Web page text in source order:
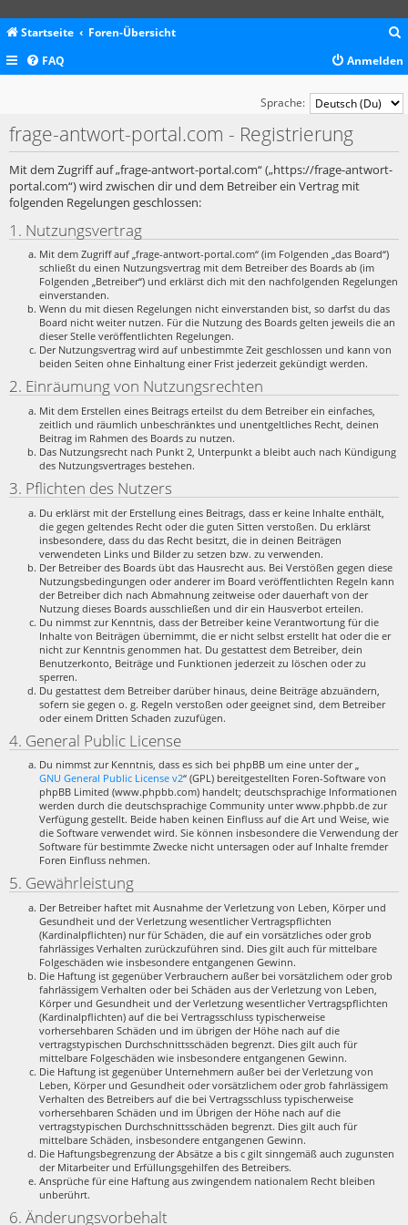
Startseite Foren-Übersicht
c
FAQ Anmelden
Sprache:
frage-antwort-portal.com - Registrierung
Mit dem Zugriff auf „frage-antwort-portal.com“ („https://frage-antwort-
portal.com“) wird zwischen dir und dem Betreiber ein Vertrag mit
folgenden Regelungen geschlossen:
1. Nutzungsvertrag
Mit dem Zugriff auf „frage-antwort-portal.com“ (im Folgenden „das Board“)
schließt du einen Nutzungsvertrag mit dem Betreiber des Boards ab (im
Folgenden „Betreiber“) und erklärst dich mit den nachfolgenden Regelungen
einverstanden.
Wenn du mit diesen Regelungen nicht einverstanden bist, so darfst du das
Board nicht weiter nutzen. Für die Nutzung des Boards gelten jeweils die an
dieser Stelle veröffentlichten Regelungen.
Der Nutzungsvertrag wird auf unbestimmte Zeit geschlossen und kann von
beiden Seiten ohne Einhaltung einer Frist jederzeit gekündigt werden.
2. Einräumung von Nutzungsrechten
Mit dem Erstellen eines Beitrags erteilst du dem Betreiber ein einfaches,
zeitlich und räumlich unbeschränktes und unentgeltliches Recht, deinen
Beitrag im Rahmen des Boards zu nutzen.
Das Nutzungsrecht nach Punkt 2, Unterpunkt a bleibt auch nach Kündigung
des Nutzungsvertrages bestehen.
3. Pflichten des Nutzers
Du erklärst mit der Erstellung eines Beitrags, dass er keine Inhalte enthält,
die gegen geltendes Recht oder die guten Sitten verstoßen. Du erklärst
insbesondere, dass du das Recht besitzt, die in deinen Beiträgen
verwendeten Links und Bilder zu setzen bzw. zu verwenden.
Der Betreiber des Boards übt das Hausrecht aus. Bei Verstößen gegen diese
Nutzungsbedingungen oder anderer im Board veröffentlichten Regeln kann
der Betreiber dich nach Abmahnung zeitweise oder dauerhaft von der
Nutzung dieses Boards ausschließen und dir ein Hausverbot erteilen.
Du nimmst zur Kenntnis, dass der Betreiber keine Verantwortung für die
Inhalte von Beiträgen übernimmt, die er nicht selbst erstellt hat oder die er
nicht zur Kenntnis genommen hat. Du gestattest dem Betreiber, dein
Benutzerkonto, Beiträge und Funktionen jederzeit zu löschen oder zu
sperren.
Du gestattest dem Betreiber darüber hinaus, deine Beiträge abzuändern,
sofern sie gegen o. g. Regeln verstoßen oder geeignet sind, dem Betreiber
oder einem Dritten Schaden zuzufügen.
4. General Public License
Du nimmst zur Kenntnis, dass es sich bei phpBB um eine unter der „
GNU General Public License v2“ (GPL) bereitgestellten Foren-Software von
phpBB Limited (www.phpbb.com) handelt; deutschsprachige Informationen
werden durch die deutschsprachige Community unter www.phpbb.de zur
Verfügung gestellt. Beide haben keinen Einfluss auf die Art und Weise, wie
die Software verwendet wird. Sie können insbesondere die Verwendung der
Software für bestimmte Zwecke nicht untersagen oder auf Inhalte fremder
Foren Einfluss nehmen.
5. Gewährleistung
Der Betreiber haftet mit Ausnahme der Verletzung von Leben, Körper und
Gesundheit und der Verletzung wesentlicher Vertragspflichten
(Kardinalpflichten) nur für Schäden, die auf ein vorsätzliches oder grob
fahrlässiges Verhalten zurückzuführen sind. Dies gilt auch für mittelbare
Folgeschäden wie insbesondere entgangenen Gewinn.
Die Haftung ist gegenüber Verbrauchern außer bei vorsätzlichem oder grob
fahrlässigem Verhalten oder bei Schäden aus der Verletzung von Leben,
Körper und Gesundheit und der Verletzung wesentlicher Vertragspflichten
(Kardinalpflichten) auf die bei Vertragsschluss typischerweise
vorhersehbaren Schäden und im übrigen der Höhe nach auf die
vertragstypischen Durchschnittsschäden begrenzt. Dies gilt auch für
mittelbare Folgeschäden wie insbesondere entgangenen Gewinn.
Die Haftung ist gegenüber Unternehmern außer bei der Verletzung von
Leben, Körper und Gesundheit oder vorsätzlichem oder grob fahrlässigem
Verhalten des Betreibers auf die bei Vertragsschluss typischerweise
vorhersehbaren Schäden und im Übrigen der Höhe nach auf die
vertragstypischen Durchschnittsschäden begrenzt. Dies gilt auch für
mittelbare Schäden, insbesondere entgangenen Gewinn.
Die Haftungsbegrenzung der Absätze a bis c gilt sinngemäß auch zugunsten
der Mitarbeiter und Erfüllungsgehilfen des Betreibers.
Ansprüche für eine Haftung aus zwingendem nationalem Recht bleiben
unberührt.
6. Änderungsvorbehalt